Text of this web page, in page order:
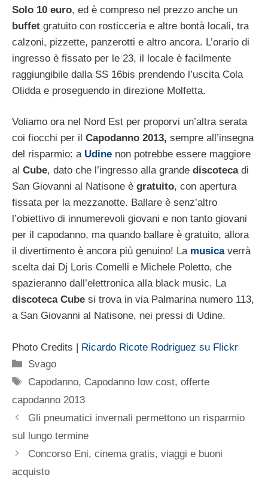
Solo 10 euro, ed è compreso nel prezzo anche un
buffet gratuito con rosticceria e altre bontà locali, tra
calzoni, pizzette, panzerotti e altro ancora. L’orario di
ingresso è fissato per le 23, il locale è facilmente
raggiungibile dalla SS 16bis prendendo l’uscita Cola
Olidda e proseguendo in direzione Molfetta.
Voliamo ora nel Nord Est per proporvi un’altra serata
coi fiocchi per il Capodanno 2013, sempre all’insegna
del risparmio: a Udine non potrebbe essere maggiore
al Cube, dato che l’ingresso alla grande discotecadi
San Giovanni al Natisone è gratuito, con apertura
fissata per la mezzanotte. Ballare è senz’altro
l’obiettivo di innumerevoli giovani e non tanto giovani
per il capodanno, ma quando ballare è gratuito, allora
il divertimento è ancora più genuino! La musica verrà
scelta dai Dj Loris Comelli e Michele Poletto, che
spazieranno dall’elettronica alla black music. La
discoteca Cube si trova in via Palmarina numero 113,
a San Giovanni al Natisone, nei pressi di Udine.
Photo Credits | Ricardo Ricote Rodriguez su Flickr
Categorie
Svago
Tag
Capodanno, Capodanno low cost,offerte
capodanno 2013
Gli pneumatici invernali permettono un risparmio
sul lungo termine
Concorso Eni, cinema gratis, viaggi e buoni
acquisto